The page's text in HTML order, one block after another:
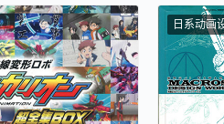
日系动画